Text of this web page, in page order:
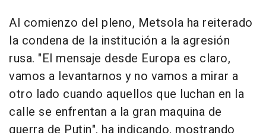
Al comienzo del pleno, Metsola ha reiterado
la condena de la institución a la agresión
rusa. "El mensaje desde Europa es claro,
vamos a levantarnos y no vamos a mirar a
otro lado cuando aquellos que luchan en la
calle se enfrentan a la gran maquina de